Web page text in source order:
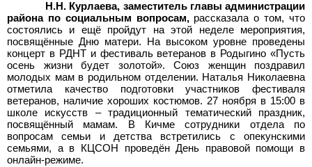
Н.Н. Курлаева, заместитель главы администрации
района по социальным вопросам, рассказала о том, что
состоялись и ещё пройдут на этой неделе мероприятия,
посвящённые Дню матери. На высоком уровне проведены
концерт в РДНТ и фестиваль ветеранов в Родыгино «Пусть
осень жизни будет золотой». Союз женщин поздравил
молодых мам в родильном отделении. Наталья Николаевна
отметила качество подготовки участников фестиваля
ветеранов, наличие хороших костюмов. 27 ноября в 15:00 в
школе искусств – традиционный тематический праздник,
посвящённый мамам. В Кичме сотрудники отдела по
вопросам семьи и детства встретились с опекунскими
семьями, а в КЦСОН проведён День правовой помощи в
онлайн-режиме.